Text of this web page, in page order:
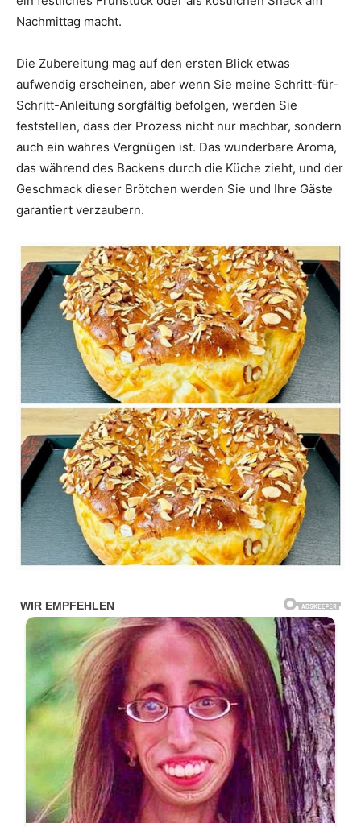
Nachmittag macht.
Die Zubereitung mag auf den ersten Blick etwas
aufwendig erscheinen, aber wenn Sie meine Schritt-für-
Schritt-Anleitung sorgfältig befolgen, werden Sie
feststellen, dass der Prozess nicht nur machbar, sondern
auch ein wahres Vergnügen ist. Das wunderbare Aroma,
das während des Backens durch die Küche zieht, und der
Geschmack dieser Brötchen werden Sie und Ihre Gäste
garantiert verzaubern.